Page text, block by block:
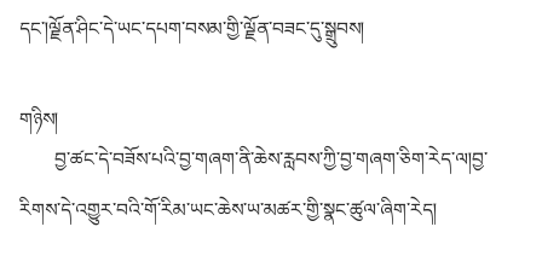
དང་།ལྗོན་ཤིང་དེ་ཡང་དཔག་བསམ་གྱི་ལྗོན་བཟང་དུ་སྒྲུབས།
གཉིས།
བྱ་ཚང་དེ་བཟོས་པའི་བྱ་གཞག་ནི་ཆེས་རླབས་ཀྱི་བྱ་གཞག་ཅིག་རེད་ལ།བྱ་
རིགས་དེ་འགྱུར་བའི་གོ་རིམ་ཡང་ཆེས་ཡ་མཚར་གྱི་སྣང་ཚུལ་ཞིག་རེད།